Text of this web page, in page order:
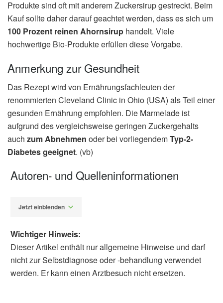
Produkte sind oft mit anderem Zuckersirup gestreckt. Beim
Kauf sollte daher darauf geachtet werden, dass es sich um
100 Prozent reinen Ahornsirup handelt. Viele
hochwertige Bio-Produkte erfüllen diese Vorgabe.
Anmerkung zur Gesundheit
Das Rezept wird von Ernährungsfachleuten der
renommierten Cleveland Clinic in Ohio (USA) als Teil einer
gesunden Ernährung empfohlen. Die Marmelade ist
aufgrund des vergleichsweise geringen Zuckergehalts
auch zum Abnehmen oder bei vorliegendemTyp-2-
Diabetes geeignet. (vb)
Autoren- und Quelleninformationen
Jetzt einblenden
Wichtiger Hinweis:
Dieser Artikel enthält nur allgemeine Hinweise und darf
nicht zur Selbstdiagnose oder -behandlung verwendet
werden. Er kann einen Arztbesuch nicht ersetzen.